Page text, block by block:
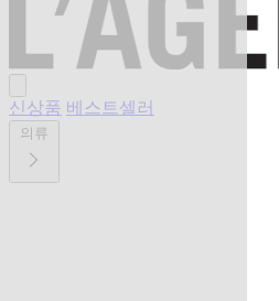
신상품 베스트셀러
의류